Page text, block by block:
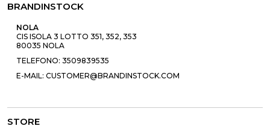
BRANDINSTOCK
NOLA
CIS ISOLA 3 LOTTO 351, 352, 353
80035 NOLA
TELEFONO: 3509839535
E-MAIL: CUSTOMER@BRANDINSTOCK.COM
STORE